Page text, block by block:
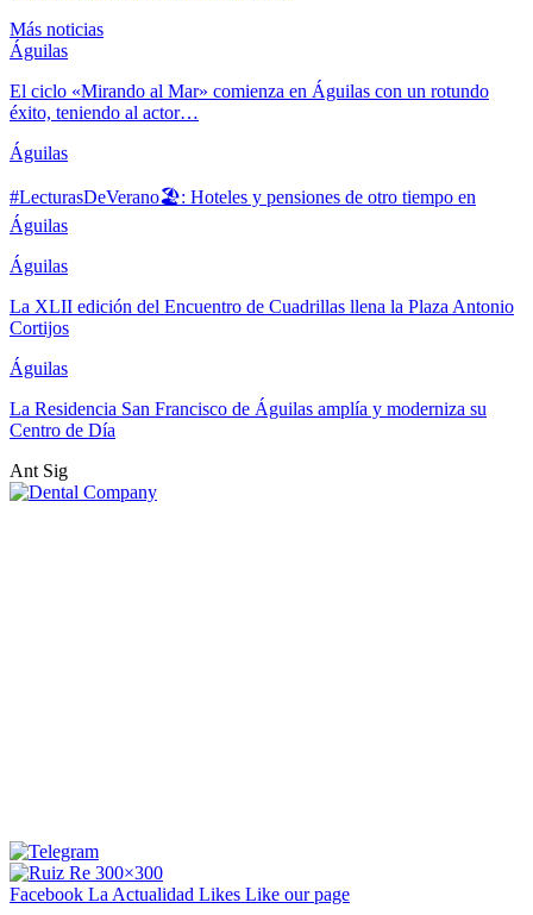
Más noticias
Águilas
El ciclo «Mirando al Mar» comienza en Águilas con un rotundo
éxito, teniendo al actor…
Águilas
#LecturasDeVerano🏖: Hoteles y pensiones de otro tiempo en
Águilas
Águilas
La XLII edición del Encuentro de Cuadrillas llena la Plaza Antonio
Cortijos
Águilas
La Residencia San Francisco de Águilas amplía y moderniza su
Centro de Día
Ant Sig
Facebook La Actualidad Likes Like our page